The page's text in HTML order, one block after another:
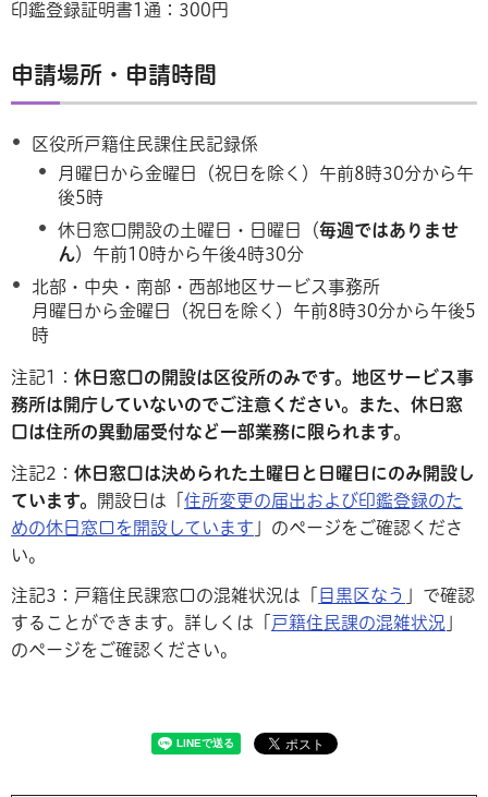
印鑑登録証明書1通：300円
申請場所・申請時間
区役所戸籍住民課住民記録係
月曜日から金曜日（祝日を除く）午前8時30分から午
後5時
休日窓口開設の土曜日・日曜日（毎週ではありませ
ん）午前10時から午後4時30分
北部・中央・南部・西部地区サービス事務所
月曜日から金曜日（祝日を除く）午前8時30分から午後5
時
注記1： 休日窓口の開設は区役所のみです。地区サービス事
務所は開庁していないのでご注意ください。また、休日窓
口は住所の異動届受付など一部業務に限られます。
注記2： 休日窓口は決められた土曜日と日曜日にのみ開設し
ています。
開設日は「 住所変更の届出および印鑑登録のた
めの休日窓口を開設しています 」のページをご確認くださ
い。
注記3：戸籍住民課窓口の混雑状況は「 目黒区なう
」で確認
することができます。詳しくは「
戸籍住民課の混雑状況
のページをご確認ください。